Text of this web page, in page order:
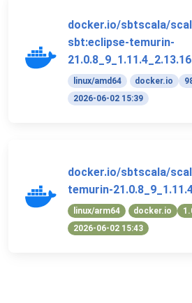
docker.io/sbtscala/
sbt:eclipse-temurin-
21.0.8_9_1.11.4_2.13.16
linux/amd64 docker.io
2026-06-02 15:39
docker.io/sbtscala/
temurin-
linux/arm64 docker.io
2026-06-02 15:43